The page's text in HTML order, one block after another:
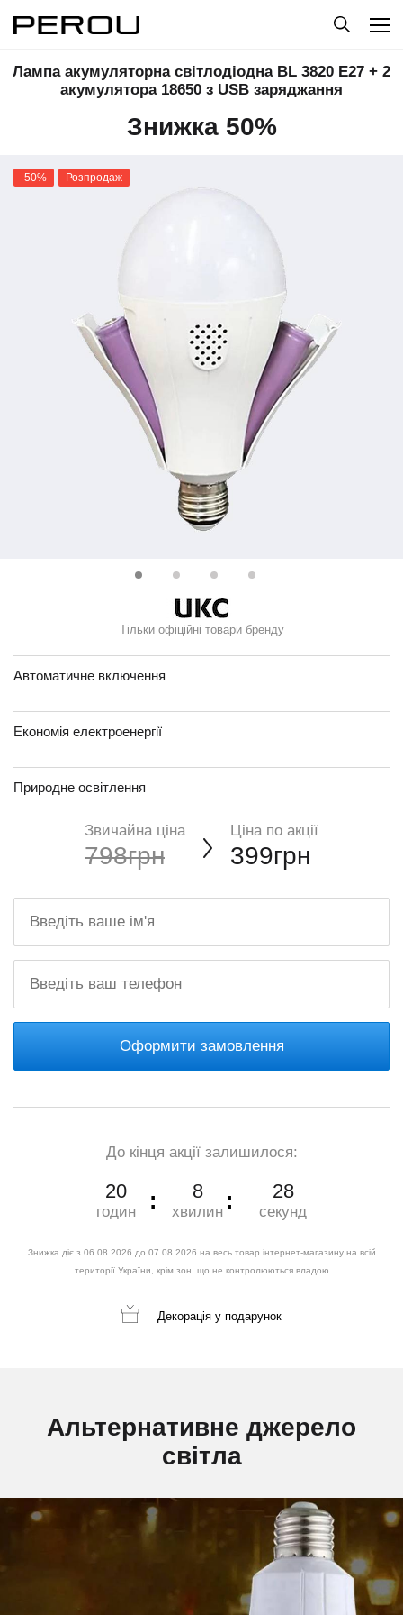
Лампа акумуляторна світлодіодна BL 3820 E27 + 2
акумулятора 18650 з USB заряджання
Знижка 50%
-50% Розпродаж
Тільки офіційні товари бренду
Автоматичне включення
Економія електроенергії
Природне освітлення
Звичайна ціна
798грн
Ціна по акції
399грн
Оформити замовлення
До кінця акції залишилося:
20
годин
8
хвилин
27
секунд
Знижка діє з 06.08.2026 до 07.08.2026 на весь товар інтернет-магазину на всій
території України, крім зон, що не контролюються владою
Декорація у подарунок
Альтернативне джерело
світла